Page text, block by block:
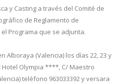
y Casting a través del Comité de
de Reglamento de
Programa que se adjunta.
Alboraya (Valencia) los días 22, 23 y
Hotel Olympia ****, C/ Maestro
teléfono 963033392 y versara